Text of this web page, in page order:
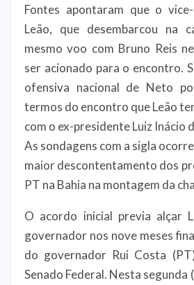
Fontes apontaram que o
Leão, que desembarcou na
mesmo voo com Bruno Reis
ser acionado para o encontro.
ofensiva nacional de Neto
termos do encontro que Leão
com o ex-presidente Luiz Inácio
As sondagens com a sigla
maior descontentamento dos
PT na Bahia na montagem da
O acordo inicial previa alçar
governador nos nove meses
do governador Rui Costa
Senado Federal. Nesta segunda